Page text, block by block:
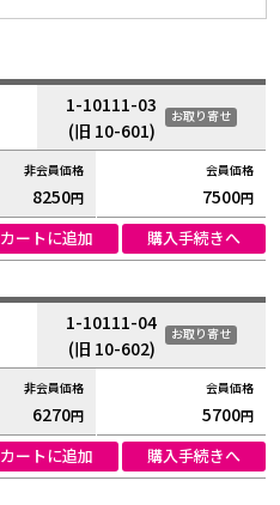
1-10111-03
(旧 10-601)
お取り寄せ
8250円 7500円
カートに追加 購入手続きへ
1-10111-04
(旧 10-602)
お取り寄せ
6270円 5700円
カートに追加 購入手続きへ